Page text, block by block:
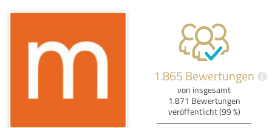
1.865 Bewertungen i
von insgesamt
1.871 Bewertungen
veröffentlicht (99 %)